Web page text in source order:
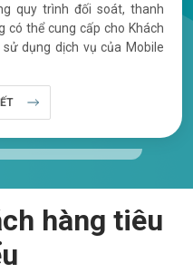
quy trình đối soát, thanh
có thể cung cấp cho Khách
dụng dịch vụ của Mobile
hàng tiêu